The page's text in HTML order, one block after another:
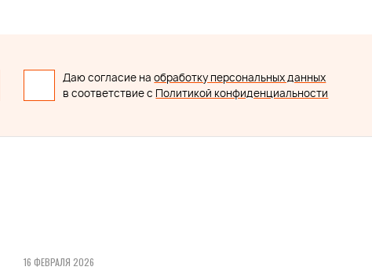
Даю согласие наобработку персональных данных
в соответствие с Политикой конфиденциальности
16 ФЕВРАЛЯ 2026